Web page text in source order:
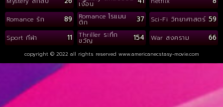
เงื่อน
Romance รัก 89 Romance โรแมน
ติก 37 Sci-Fi วิทยาศาสตร์ 59
Sport กีฬา 11 Thriller ระทึก
ขวัญ 154 War สงคราม 66
copyright © 2022 all rights reserved www.americanecstasy-movie.com